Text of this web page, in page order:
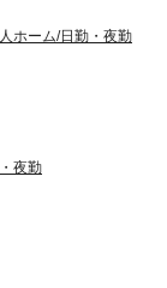
ホーム/日勤・夜勤
夜勤